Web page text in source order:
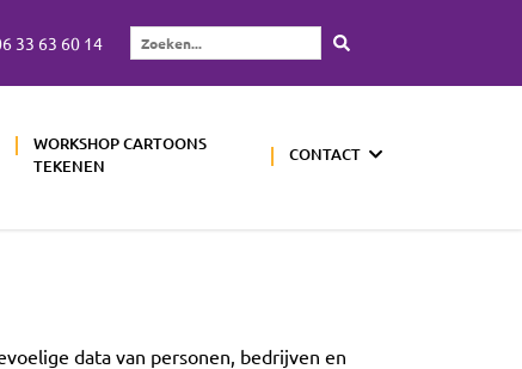
33 63 60 14
Zoeken...
WORKSHOP CARTOONS
TEKENEN
CONTACT
data van personen, bedrijven en